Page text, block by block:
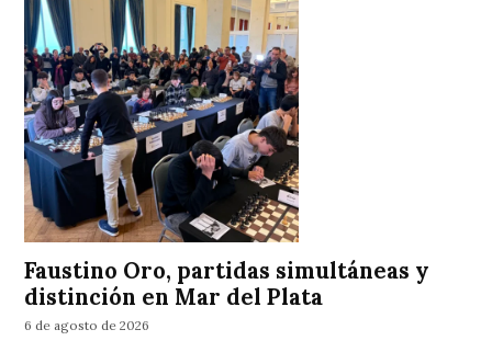
Faustino Oro, partidas simultáneas y
distinción en Mar del Plata
6 de agosto de 2026